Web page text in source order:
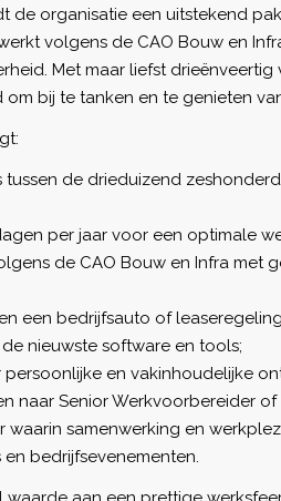
de organisatie een uitstekend
volgens de CAO Bouw en
Met maar liefst
bij te tanken en te genieten
tussen de drieduizend
per jaar voor een optimale
de CAO Bouw en Infra met
een bedrijfsauto of
nieuwste software en tools;
en vakinhoudelijke
naar Senior Werkvoorbereider of
waarin samenwerking en
bedrijfsevenementen.